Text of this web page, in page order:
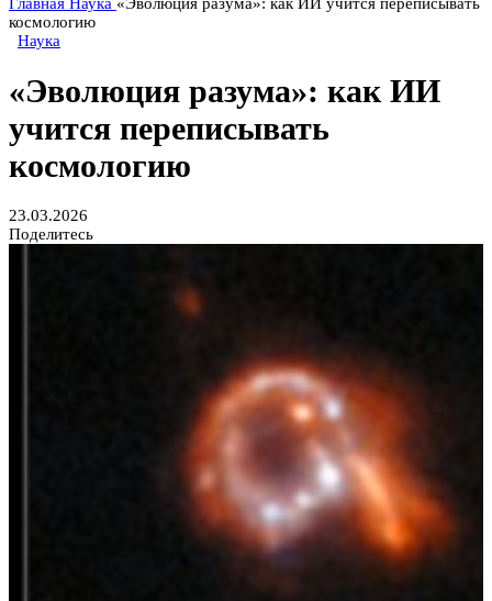
космологию
Наука
«Эволюция разума»: как ИИ
учится переписывать
космологию
23.03.2026
Поделитесь